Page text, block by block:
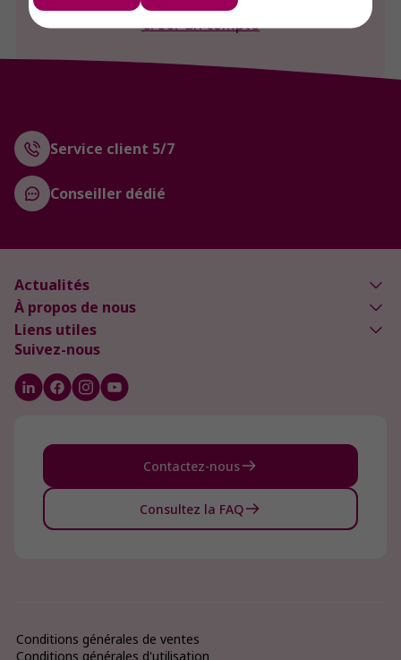
Créer un compte
Service client 5/7
Conseiller dédié
Actualités
À propos de nous
Liens utiles
Suivez-nous
Contactez-nous
Consultez la FAQ
Conditions générales de ventes
Conditions générales d'utilisation